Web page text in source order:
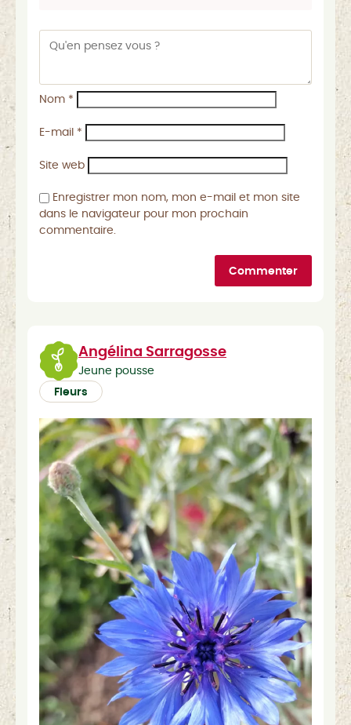
Nom *
E-mail *
Site web
Enregistrer mon nom, mon e-mail et mon site
dans le navigateur pour mon prochain
commentaire.
Commenter
Angélina Sarragosse
Jeune pousse
Fleurs